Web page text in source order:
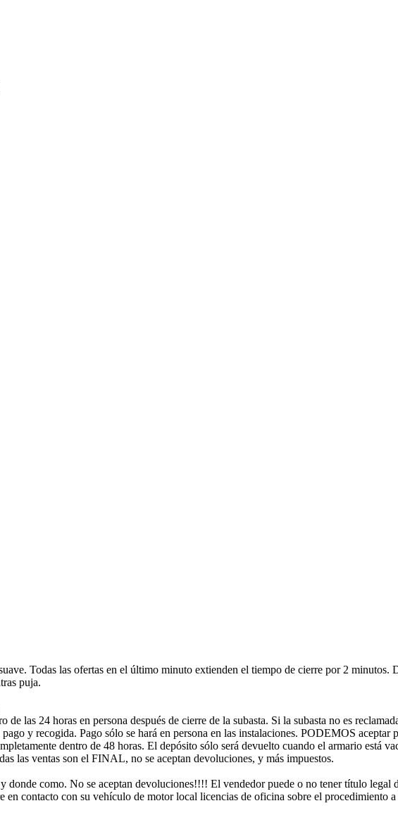
Todas las ofertas en el último minuto extienden el tiempo de cierre por 2 minutos.
puja.
de las 24 horas en persona después de cierre de la subasta. Si la subasta no es
y recogida. Pago sólo se hará en persona en las instalaciones. PODEMOS
dentro de 48 horas. El depósito sólo será devuelto cuando el armario está
las ventas son el FINAL, no se aceptan devoluciones, y más impuestos.
donde como. No se aceptan devoluciones!!!! El vendedor puede o no tener título
en contacto con su vehículo de motor local licencias de oficina sobre el procedimiento